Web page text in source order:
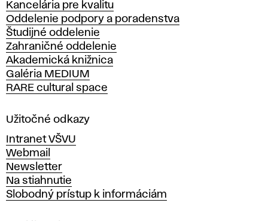
s
o
k
á
š
k
o
a
ý
t
v
a
r
Kancelária pre kvalitu
Oddelenie podpory a poradenstva
Študijné oddelenie
Zahraničné oddelenie
Akademická knižnica
Galéria MEDIUM
RARE cultural space
Užitočné odkazy
Intranet VŠVU
Webmail
Newsletter
Na stiahnutie
Slobodný prístup k informáciám